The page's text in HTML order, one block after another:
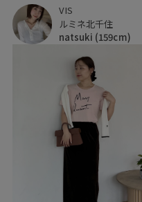
VIS
ルミネ北千住
natsuki (159cm)